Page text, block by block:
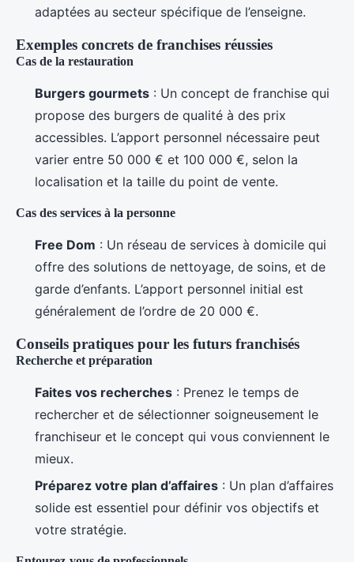
adaptées au secteur spécifique de l’enseigne.
Exemples concrets de franchises réussies
Cas de la restauration
Burgers gourmets : Un concept de franchise qui
propose des burgers de qualité à des prix
accessibles. L’apport personnel nécessaire peut
varier entre 50 000 € et 100 000 €, selon la
localisation et la taille du point de vente.
Cas des services à la personne
Free Dom : Un réseau de services à domicile qui
offre des solutions de nettoyage, de soins, et de
garde d’enfants. L’apport personnel initial est
généralement de l’ordre de 20 000 €.
Conseils pratiques pour les futurs franchisés
Recherche et préparation
Faites vos recherches : Prenez le temps de
rechercher et de sélectionner soigneusement le
franchiseur et le concept qui vous conviennent le
mieux.
Préparez votre plan d’affaires : Un plan d’affaires
solide est essentiel pour définir vos objectifs et
votre stratégie.